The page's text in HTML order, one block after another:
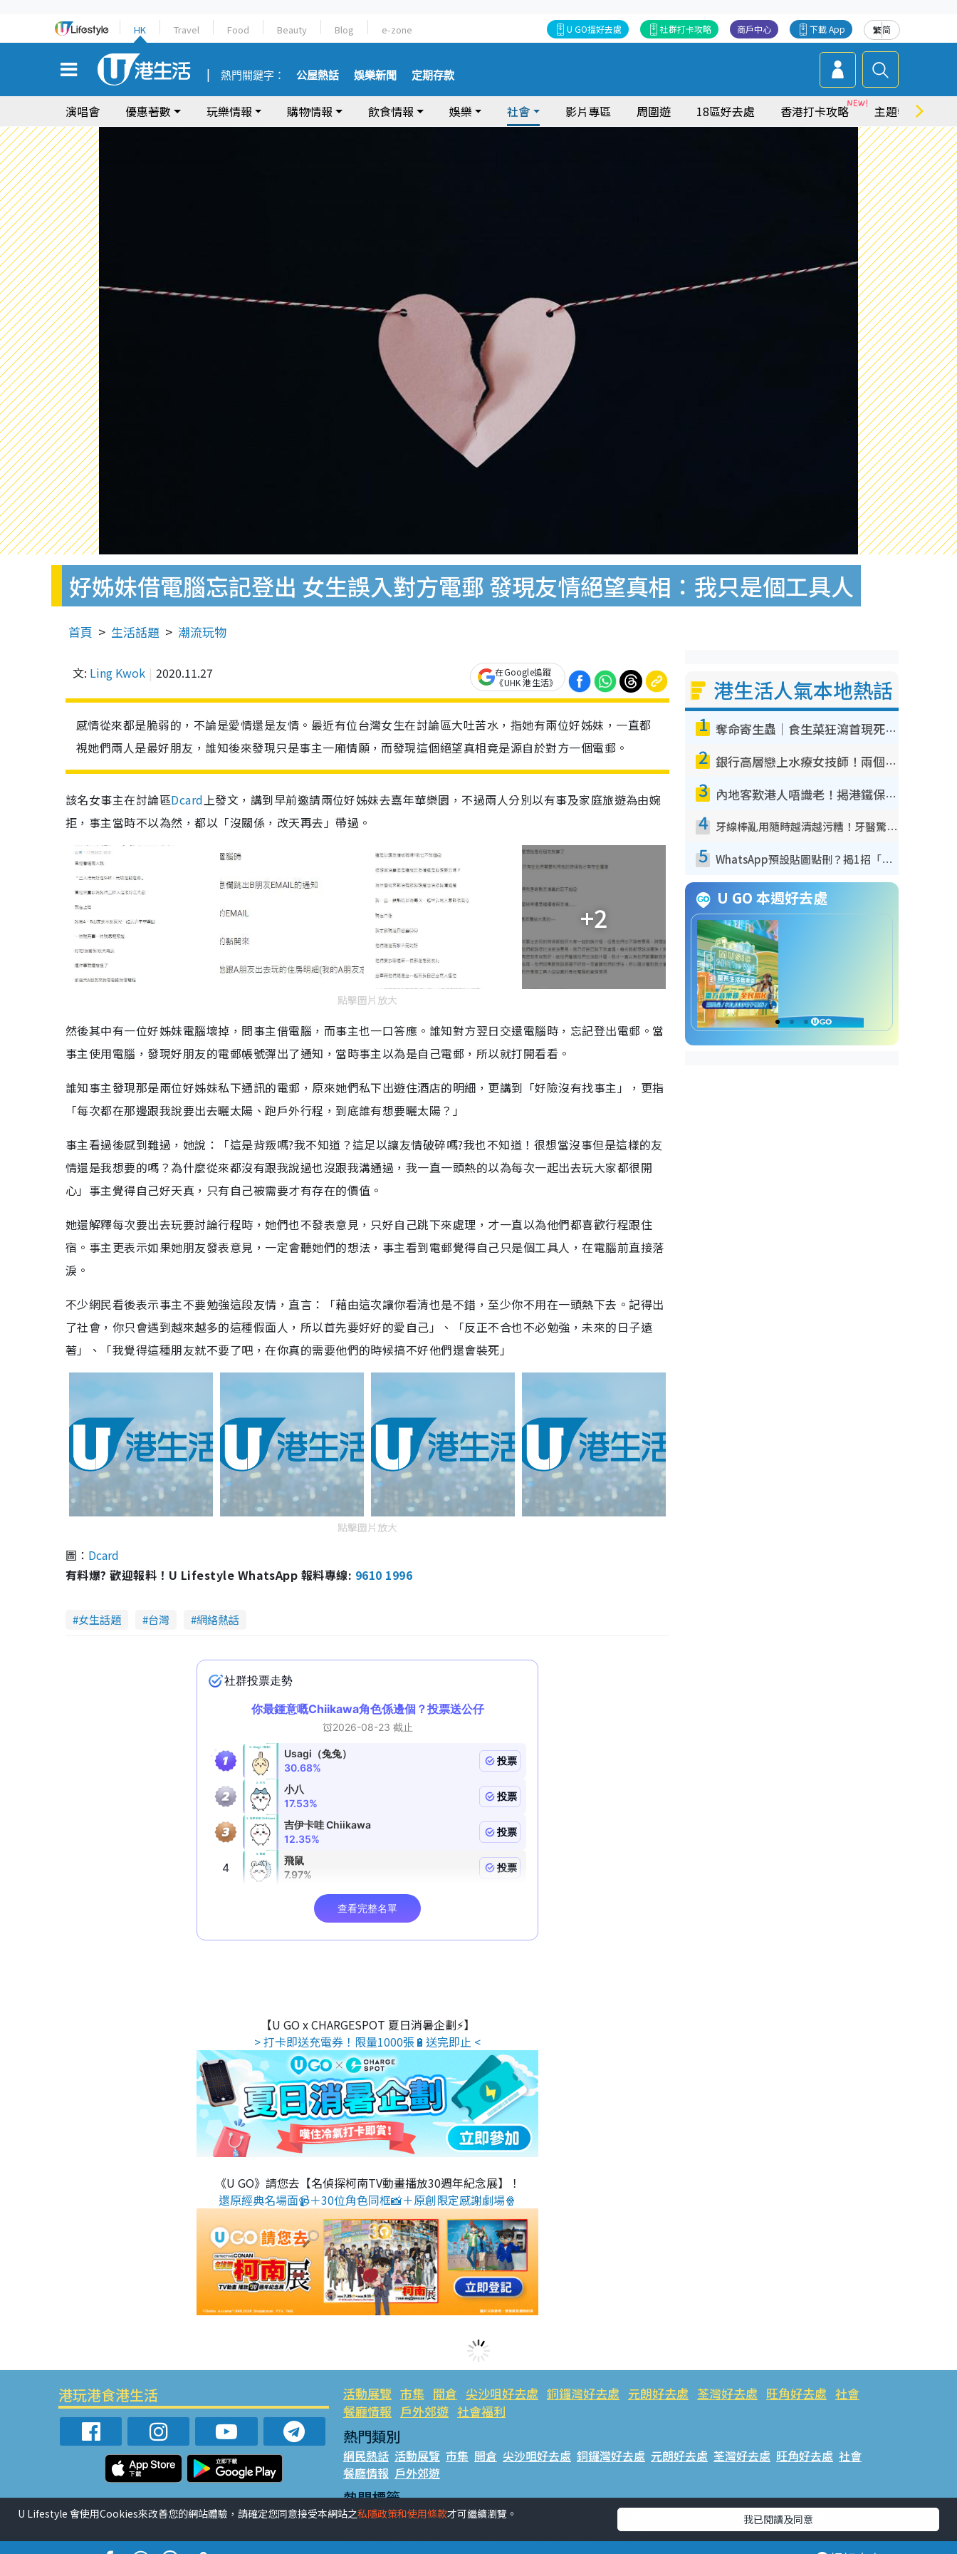
HK Travel Food Beauty Blog e-zone 繁简
下載 App
商戶中心
社群打卡攻略
U GO搵好去處
熱門關鍵字： 公屋熱話 娛樂新聞 定期存款
演唱會 優惠著數 玩樂情報 購物情報 飲食情報 娛樂 社會 影片專區 周圍遊 18區好去處 香港打卡攻略 主題特集
好姊妹借電腦忘記登出 女生誤入對方電郵 發現友情絕望真相：我只是個工具人
首頁 生活話題 潮流玩物
文: Ling Kwok 2020.11.27
在Google追蹤
《UHK 港生活》
感情從來都是脆弱的，不論是愛情還是友情。最近有位台灣女生在討論區大吐苦水，指她有兩位好姊妹，一直都
視她們兩人是最好朋友，誰知後來發現只是事主一廂情願，而發現這個絕望真相竟是源自於對方一個電郵。
該名女事主在討論區Dcard上發文，講到早前邀請兩位好姊妹去嘉年華樂園，不過兩人分別以有事及家庭旅遊為由婉
拒，事主當時不以為然，都以「沒關係，改天再去」帶過。
+2
點擊圖片放大
然後其中有一位好姊妹電腦壞掉，問事主借電腦，而事主也一口答應。誰知對方翌日交還電腦時，忘記登出電郵。當
事主使用電腦，發現好朋友的電郵帳號彈出了通知，當時事主以為是自己電郵，所以就打開看看。
誰知事主發現那是兩位好姊妹私下通訊的電郵，原來她們私下出遊住酒店的明細，更講到「好險沒有找事主」，更指
「每次都在那邊跟我說要出去曬太陽、跑戶外行程，到底誰有想要曬太陽？」
事主看過後感到難過，她說：「這是背叛嗎?我不知道？這足以讓友情破碎嗎?我也不知道！很想當沒事但是這樣的友
情還是我想要的嗎？為什麼從來都沒有跟我說過也沒跟我溝通過，我一直一頭熱的以為每次一起出去玩大家都很開
心」事主覺得自己好天真，只有自己被需要才有存在的價值。
她還解釋每次要出去玩要討論行程時，她們也不發表意見，只好自己跳下來處理，才一直以為他們都喜歡行程跟住
宿。事主更表示如果她朋友發表意見，一定會聽她們的想法，事主看到電郵覺得自己只是個工具人，在電腦前直接落
淚。
不少網民看後表示事主不要勉強這段友情，直言：「藉由這次讓你看清也是不錯，至少你不用在一頭熱下去。記得出
了社會，你只會遇到越來越多的這種假面人，所以首先要好好的愛自己」、「反正不合也不必勉強，未來的日子遠
著」、「我覺得這種朋友就不要了吧，在你真的需要他們的時候搞不好他們還會裝死」
點擊圖片放大
圖： Dcard
有料爆? 歡迎報料！U Lifestyle WhatsApp 報料專線: 9610 1996
女生話題 台灣 網絡熱話
【U GO x CHARGESPOT 夏日消暑企劃⚡】
> 打卡即送充電券！限量1000張🔋送完即止 <
《U GO》請您去【名偵探柯南TV動畫播放30週年紀念展】！
還原經典名場面📹＋30位角色同框📸＋原創限定感謝劇場🍿
港生活人氣本地熱話
1 奪命寄生蟲｜食生菜狂瀉首現死者！疫潮惡化錄1.8萬宗病例 揭洗菜3大謬誤
2 銀行高層戀上水療女技師！兩個月借128萬驚覺「沉船」沉落火海 揭背後疑似邪教操控賣淫
3 內地客歎港人唔識老！揭港鐵保鮮級冷氣 港人求放過：咪投訴
4 牙線棒亂用隨時越清越污糟！牙醫驚揭盲目過戶細菌恐致蛀牙：呢種先係日常真保養
5 WhatsApp預設貼圖點刪？揭1招「反向操作」還原簡潔介面 附3步實測教學
U GO 本週好去處
港玩港食港生活 活動展覽 市集 開倉 尖沙咀好去處 銅鑼灣好去處 元朗好去處 荃灣好去處 旺角好去處 社會
餐廳情報 戶外郊遊 社會福利
熱門類別
網民熱話 活動展覽 市集 開倉 尖沙咀好去處 銅鑼灣好去處 元朗好去處 荃灣好去處 旺角好去處 社會
餐廳情報 戶外郊遊
熱門標籤
#UGO搵好去處 #人氣活動推介 #美食社群熱話 #ULifestyle應用程式 #限時搶
#網絡熱話
U Lifestyle 會使用Cookies來改善您的網站體驗，請確定您同意接受本網站之私隱政策和使用條款才可繼續瀏覽。 我已閱讀及同意